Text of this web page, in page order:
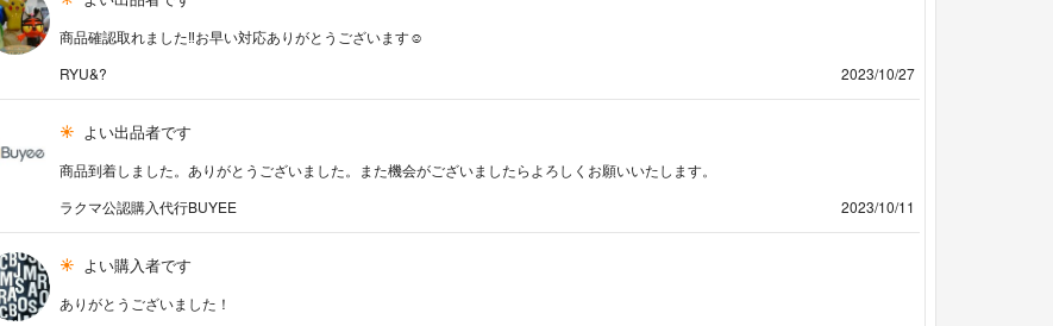
商品確認取れました‼️お早い対応ありがとうございます☺️
RYU&?
2023/10/27
よい出品者です
商品到着しました。ありがとうございました。また機会がございましたらよろしくお願いいたします。
ラクマ公認購入代行BUYEE
2023/10/11
よい購入者です
ありがとうございました！